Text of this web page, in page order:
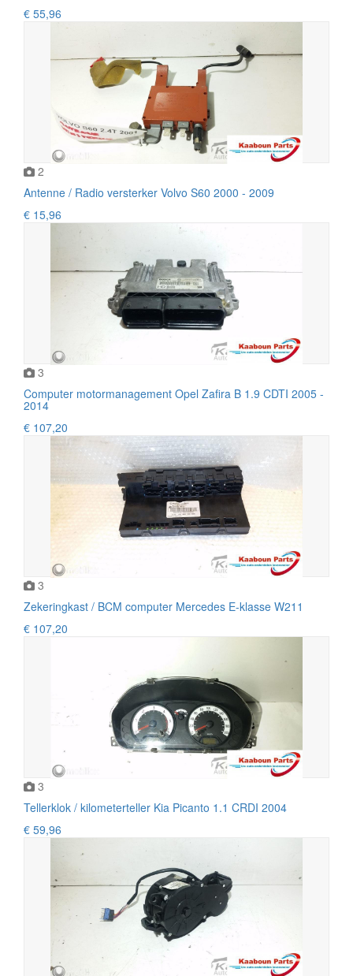
€ 55,96
2
Antenne / Radio versterker Volvo S60 2000 - 2009
€ 15,96
3
Computer motormanagement Opel Zafira B 1.9 CDTI 2005 -
2014
€ 107,20
3
Zekeringkast / BCM computer Mercedes E-klasse W211
€ 107,20
3
Tellerklok / kilometerteller Kia Picanto 1.1 CRDI 2004
€ 59,96